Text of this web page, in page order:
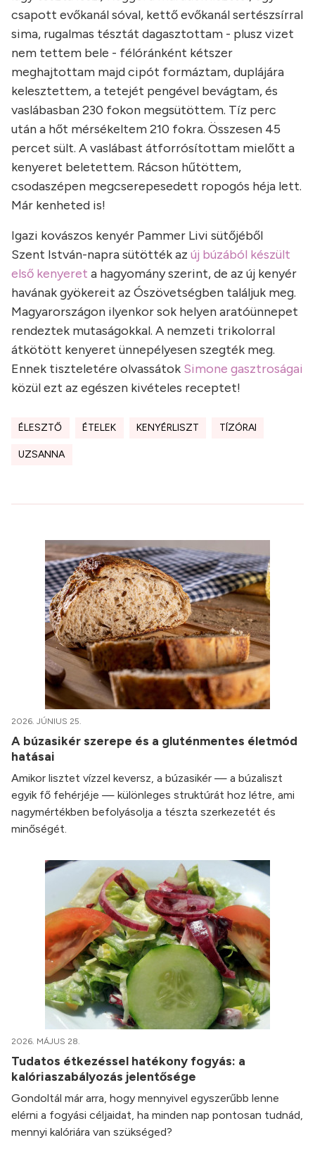
csapott evőkanál sóval, kettő evőkanál sertészsírral
sima, rugalmas tésztát dagasztottam - plusz vizet
nem tettem bele - félóránként kétszer
meghajtottam majd cipót formáztam, duplájára
kelesztettem, a tetejét pengével bevágtam, és
vaslábasban 230 fokon megsütöttem. Tíz perc
után a hőt mérsékeltem 210 fokra. Összesen 45
percet sült. A vaslábast átforrósítottam mielőtt a
kenyeret beletettem. Rácson hűtöttem,
csodaszépen megcserepesedett ropogós héja lett.
Már kenheted is!
Igazi kovászos kenyér Pammer Livi sütőjéből
Szent István-napra sütötték az új búzából készült
első kenyeret a hagyomány szerint, de az új kenyér
havának gyökereit az Ószövetségben találjuk meg.
Magyarországon ilyenkor sok helyen aratóünnepet
rendeztek mutaságokkal. A nemzeti trikolorral
átkötött kenyeret ünnepélyesen szegték meg.
Ennek tiszteletére olvassátok Simone gasztroságai
közül ezt az egészen kivételes receptet!
ÉLESZTŐ ÉTELEK KENYÉRLISZT TÍZÓRAI
UZSANNA
2026. JÚNIUS 25.
A búzasikér szerepe és a gluténmentes életmód
hatásai
Amikor lisztet vízzel keversz, a búzasikér — a búzaliszt
egyik fő fehérjéje — különleges struktúrát hoz létre, ami
nagymértékben befolyásolja a tészta szerkezetét és
minőségét.
2026. MÁJUS 28.
Tudatos étkezéssel hatékony fogyás: a
kalóriaszabályozás jelentősége
Gondoltál már arra, hogy mennyivel egyszerűbb lenne
elérni a fogyási céljaidat, ha minden nap pontosan tudnád,
mennyi kalóriára van szükséged?